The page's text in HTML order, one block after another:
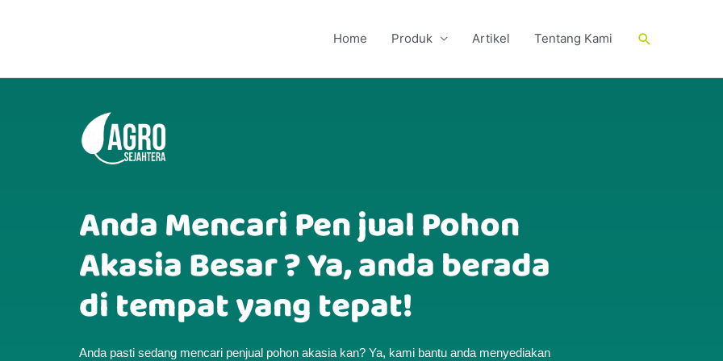
Home Produk Artikel Tentang Kami Cari
Anda Mencari Pen jual Pohon
Akasia Besar ? Ya, anda berada
di tempat yang tepat!
Anda pasti sedang mencari penjual pohon akasia kan? Ya, kami bantu anda menyediakan